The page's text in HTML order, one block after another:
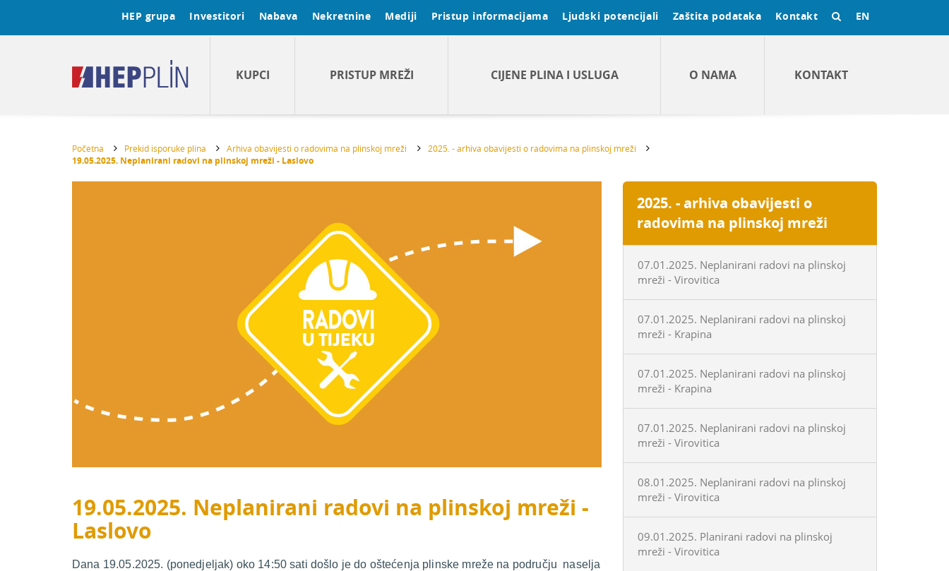
HEP grupa Investitori Nabava Nekretnine Mediji Pristup informacijama Ljudski potencijali Zaštita podataka Kontakt EN
KUPCI PRISTUP MREŽI CIJENE PLINA I USLUGA O NAMA KONTAKT
Početna Prekid isporuke plina Arhiva obavijesti o radovima na plinskoj mreži 2025. - arhiva obavijesti o radovima na plinskoj mreži
19.05.2025. Neplanirani radovi na plinskoj mreži - Laslovo
19.05.2025. Neplanirani radovi na plinskoj mreži -
Laslovo
Dana 19.05.2025. (ponedjeljak) oko 14:50 sati došlo je do oštećenja plinske mreže na području naselja
2025. - arhiva obavijesti o
radovima na plinskoj mreži
07.01.2025. Neplanirani radovi na plinskoj
mreži - Virovitica
07.01.2025. Neplanirani radovi na plinskoj
mreži - Krapina
07.01.2025. Neplanirani radovi na plinskoj
mreži - Krapina
07.01.2025. Neplanirani radovi na plinskoj
mreži - Virovitica
08.01.2025. Neplanirani radovi na plinskoj
mreži - Virovitica
09.01.2025. Planirani radovi na plinskoj
mreži - Virovitica